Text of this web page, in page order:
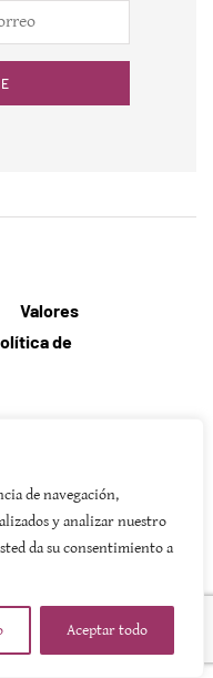
de navegación,
y analizar nuestro
da su consentimiento a
Aceptar todo
Valores
de